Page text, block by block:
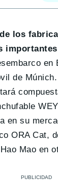
los
en
de
en su
ORA Cat,
Mao en